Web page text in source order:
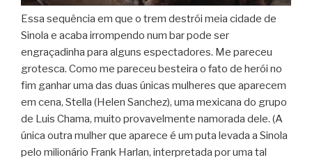
Essa sequência em que o trem destrói meia cidade de
Sinola e acaba irrompendo num bar pode ser
engraçadinha para alguns espectadores. Me pareceu
grotesca. Como me pareceu besteira o fato de herói no
fim ganhar uma das duas únicas mulheres que aparecem
em cena, Stella (Helen Sanchez), uma mexicana do grupo
de Luis Chama, muito provavelmente namorada dele. (A
única outra mulher que aparece é um puta levada a Sinola
pelo milionário Frank Harlan, interpretada por uma tal